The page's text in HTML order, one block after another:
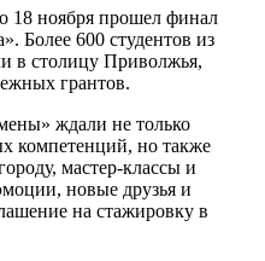
18 ноября прошел финал
Более 600 студентов из
в столицу Приволжья,
грантов.
ждали не только
компетенций, но также
мастер-классы и
новые друзья и
на стажировку в